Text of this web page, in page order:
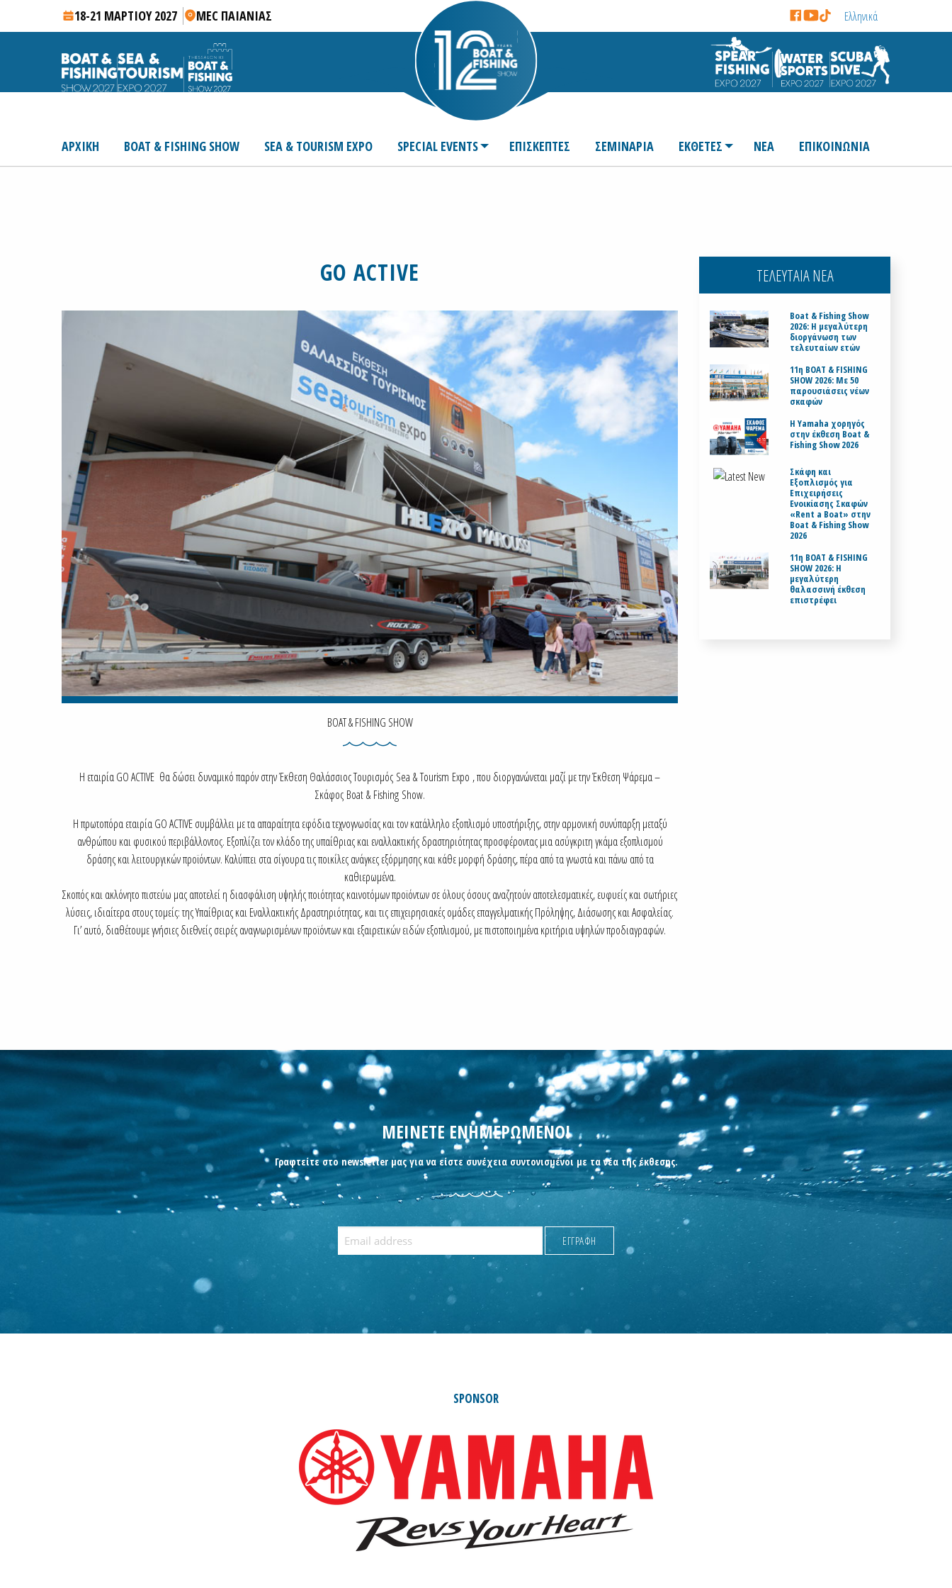
18-21 ΜΑΡΤΙΟΥ 2027 MEC ΠΑΙΑΝΙΑΣ Ελληνικά
ΑΡΧΙΚΗ BOAT & FISHING SHOW SEA & TOURISM EXPO SPECIAL EVENTS ΕΠΙΣΚΕΠΤΕΣ ΣΕΜΙΝΑΡΙΑ ΕΚΘΕΤΕΣ ΝΕΑ ΕΠΙΚΟΙΝΩΝΙΑ
GO ACTIVE
BOAT & FISHING SHOW
Η εταιρία GO ACTIVE θα δώσει δυναμικό παρόν στην Έκθεση Θαλάσσιος Τουρισμός Sea & Tourism Expo , που διοργανώνεται μαζί με την Έκθεση Ψάρεμα –
Σκάφος Boat & Fishing Show.
Η πρωτοπόρα εταιρία GO ACTIVE συμβάλλει με τα απαραίτητα εφόδια τεχνογνωσίας και τον κατάλληλο εξοπλισμό υποστήριξης, στην αρμονική συνύπαρξη μεταξύ
ανθρώπου και φυσικού περιβάλλοντος. Εξοπλίζει τον κλάδο της υπαίθριας και εναλλακτικής δραστηριότητας προσφέροντας μια ασύγκριτη γκάμα εξοπλισμού
δράσης και λειτουργικών προϊόντων. Καλύπτει στα σίγουρα τις ποικίλες ανάγκες εξόρμησης και κάθε μορφή δράσης, πέρα από τα γνωστά και πάνω από τα
καθιερωμένα.
Σκοπός και ακλόνητο πιστεύω μας αποτελεί η διασφάλιση υψηλής ποιότητας καινοτόμων προϊόντων σε όλους όσους αναζητούν αποτελεσματικές, ευφυείς και σωτήριες
λύσεις, ιδιαίτερα στους τομείς: της Υπαίθριας και Εναλλακτικής Δραστηριότητας, και τις επιχειρησιακές ομάδες επαγγελματικής Πρόληψης, Διάσωσης και Ασφαλείας.
Γι’ αυτό, διαθέτουμε γνήσιες διεθνείς σειρές αναγνωρισμένων προϊόντων και εξαιρετικών ειδών εξοπλισμού, με πιστοποιημένα κριτήρια υψηλών προδιαγραφών.
ΤΕΛΕΥΤΑΙΑ ΝΕΑ
Boat & Fishing Show
2026: Η μεγαλύτερη
διοργάνωση των
τελευταίων ετών
11η BOAT & FISHING
SHOW 2026: Με 50
παρουσιάσεις νέων
σκαφών
H Yamaha χορηγός
στην έκθεση Boat &
Fishing Show 2026
Σκάφη και
Εξοπλισμός για
Επιχειρήσεις
Ενοικίασης Σκαφών
«Rent a Boat» στην
Boat & Fishing Show
2026
11η BOAT & FISHING
SHOW 2026: Η
μεγαλύτερη
θαλασσινή έκθεση
επιστρέφει
ΜΕΙΝΕΤΕ ΕΝΗΜΕΡΩΜΕΝΟΙ
Γραφτείτε στο newsletter μας για να είστε συνέχεια συντονισμένοι με τα νέα της έκθεσης.
SPONSOR